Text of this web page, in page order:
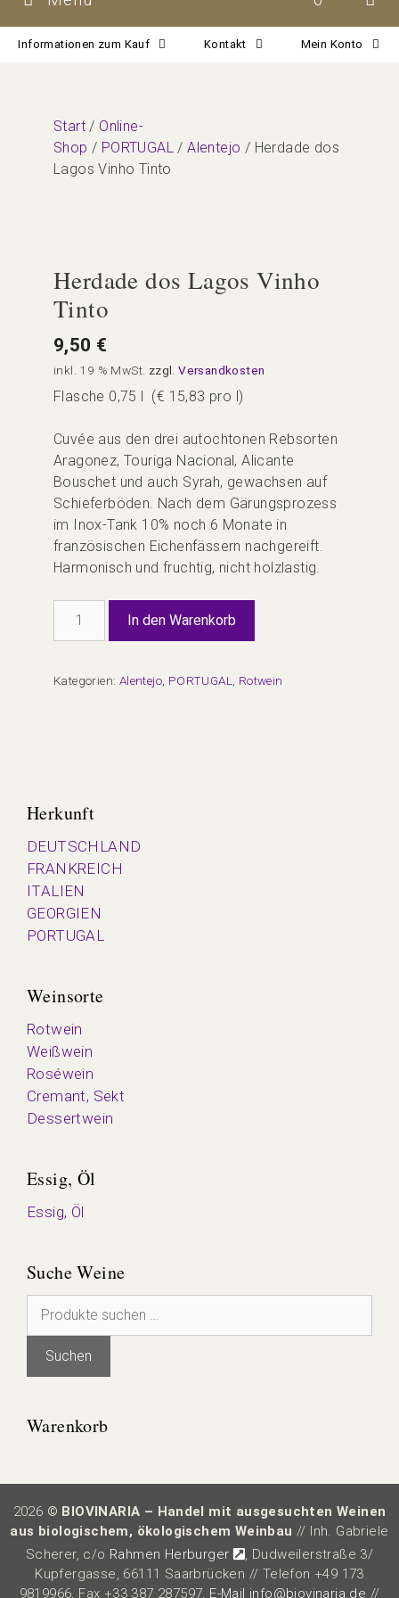
Informationen zum Kauf Kontakt Mein Konto
Start / Online-
Shop / PORTUGAL /Alentejo / Herdade dos
Lagos Vinho Tinto
Herdade dos Lagos Vinho
Tinto
9,50 €
inkl. 19 % MwSt. zzgl.Versandkosten
Flasche 0,75 l (€ 15,83 pro l)
Cuvée aus den drei autochtonen Rebsorten
Aragonez, Touriga Nacional, Alicante
Bouschet und auch Syrah, gewachsen auf
Schieferböden. Nach dem Gärungsprozess
im Inox-Tank 10% noch 6 Monate in
französischen Eichenfässern nachgereift.
Harmonisch und fruchtig, nicht holzlastig.
Vinho
In den Warenkorb
Kategorien: Alentejo PORTUGAL Rotwein
Herkunft
DEUTSCHLAND
FRANKREICH
ITALIEN
GEORGIEN
PORTUGAL
Weinsorte
Rotwein
Weißwein
Roséwein
Cremant, Sekt
Dessertwein
Essig, Öl
Essig, Öl
Suche Weine
Suchen
Suchen
Warenkorb
2026 © BIOVINARIA – Handel mit ausgesuchten Weinen
aus biologischem, ökologischem Weinbau // Inh. Gabriele
Scherer, c/o Rahmen Herburger
, Dudweilerstraße 3/
Kupfergasse, 66111 Saarbrücken // Telefon +49 173
9819966, Fax +33 387 287597, E-Mail info@biovinaria.de //